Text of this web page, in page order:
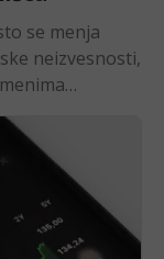
Fibonacci nivoi su povučeni od junskog maksimuma na 4.384 dolara do projektovanog minimuma na 3.706 dolara. Trenutna cena od 4.027 dolara nalazi se neposredno ispod nivoa 0,5 na 4.045 dolara, koji je tokom jula predstavljao glavnu tačku ravnoteže. Ovi nivoi su tokom meseca jasno usmeravali kretanje cene. Nivo 0,618 na 4.125 dolara zaustavio je rast 22. jula, dok je 0,382 na 3.965 dolara zaustavljao značajnije padove od sredine juna. U avgustu će prvi važan signal biti povratak iznad 4.045 dolara. Stabilan proboj otvorio bi prostor ka 4.125, a zatim i ka jačem otporu na 4.239 dolara. Nasuprot tome, dnevno zatvaranje ispod 3.965 dolara probilo bi podršku koja je izdržala tri testa. Time bi se otvorio put ka 3.866 dolara, a u slučaju dubljeg pada i ka 3.706 dolara. Prognoza cene zlata za avgust 2026. Sažeta prognoza cene zlata za avgust 2026: Zlato završava jul gotovo bez promene, oko 4.026 dolara. Tokom nestabilnog meseca, propast sporazuma iz Islamabada i obnovljeni sukobi između SAD i Irana podigli su cenu za 5,6%, do približno 4.163 dolara. Međutim, napredak u pregovorima o desetodnevnom primirju poništio je gotovo ceo rast.Kretanje u avgustu zavisiće pre svega od toga da li će primirje uspeti ili će sukob dalje eskalirati. Dodatno će uticati odluka Fed-a 29. jula i podaci o inflaciji u SAD sredinom avgusta. Kratkoročna perspektiva Zlato ulazi u avgust u tehnički neutralnoj, ali osetljivoj poziciji. Cena se ponovo nalazi ispod sva tri pokretna proseka, grupisana između 4.066 i 4.098 dolara, dok prinos na desetogodišnje američke obveznice od oko 4,63% ograničava prostor za rast. Glavni kratkoročni pokretači biće sastanak Fed-a 29. jula, podaci o inflaciji sredinom avgusta i, pre svega, ishod predloženog desetodnevnog primirja između Vašingtona i Teherana. Propast pregovora i dalja eskalacija sukoba bili bi najjači pozitivan signal za zlato. Blokada Saudijske Arabije od strane Huta ili potpuno zatvaranje Ormuskog moreuza mogli bi da poguraju cenu iznad 4.163 dolara i otvore prostor za dalji rast. Nasuprot tome, uspešno smirivanje sukoba uz stroži Fed verovatno bi spustilo zlato ka podršci na 3.965 dolara. Proboj ispod tog nivoa otvorio bi put ka 3.866, a zatim i ka 3.706 dolara. » Trguj zlatom sada i ostvari maksimalne povrate na sv